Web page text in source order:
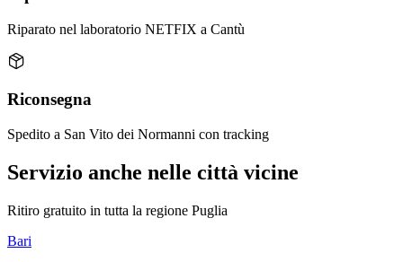
Riparato nel laboratorio NETFIX a Cantù
Riconsegna
Spedito a San Vito dei Normanni con tracking
Servizio anche nelle città vicine
Ritiro gratuito in tutta la regione Puglia
Bari